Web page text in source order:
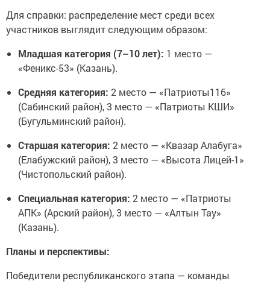
Для справки: распределение мест среди всех
участников выглядит следующим образом:
Младшая категория (7–10 лет): 1 место —
«Феникс-53» (Казань).
Средняя категория: 2 место — «Патриоты116»
(Сабинский район), 3 место — «Патриоты КШИ»
(Бугульминский район).
Старшая категория: 2 место — «Квазар Алабуга»
(Елабужский район), 3 место — «Высота Лицей-1»
(Чистопольский район).
Специальная категория: 2 место — «Патриоты
АПК» (Арский район), 3 место — «Алтын Тау»
(Казань).
Планы и перспективы:
Победители республиканского этапа — команды